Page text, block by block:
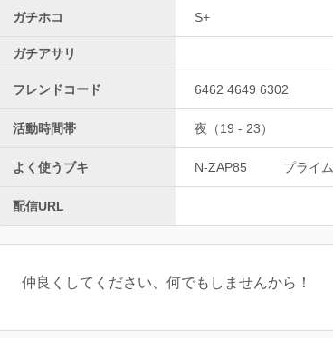
ガチホコ S+
ガチアサリ
フレンドコード 6462 4649 6302
活動時間帯 夜（19 - 23）
よく使うブキ N-ZAP85 プライ
配信URL
仲良くしてください、何でもしませんから！